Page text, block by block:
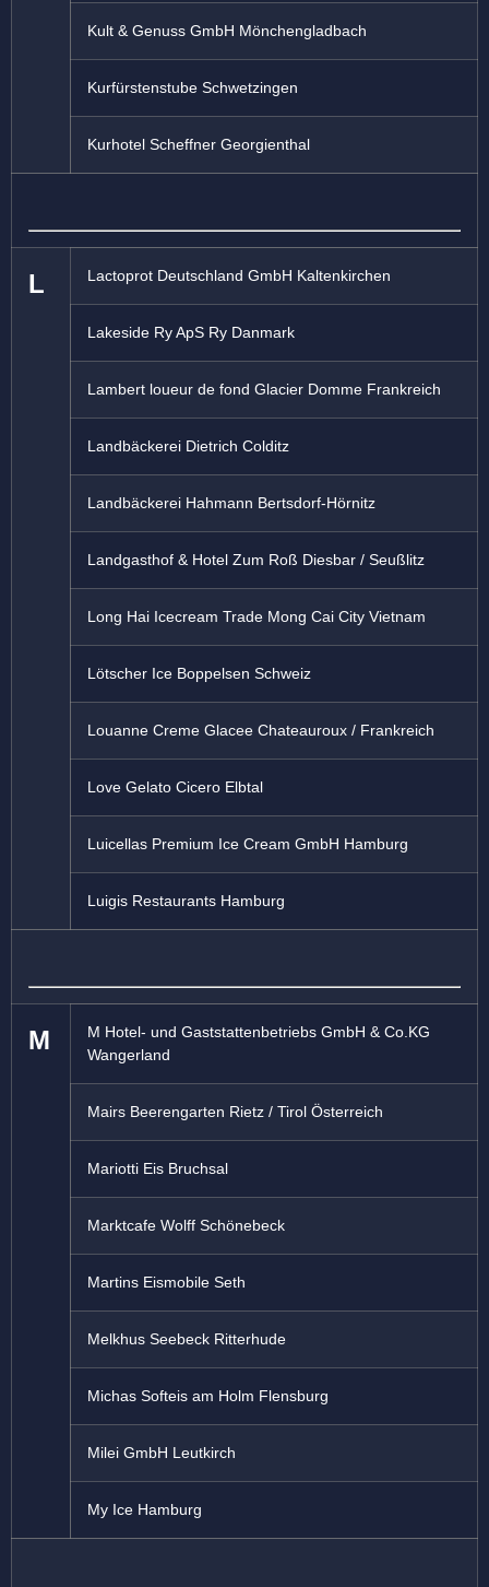
Kult & Genuss GmbH Mönchengladbach
Kurfürstenstube Schwetzingen
Kurhotel Scheffner Georgienthal
L Lactoprot Deutschland GmbH Kaltenkirchen
Lakeside Ry ApS Ry Danmark
Lambert loueur de fond Glacier Domme Frankreich
Landbäckerei Dietrich Colditz
Landbäckerei Hahmann Bertsdorf-Hörnitz
Landgasthof & Hotel Zum Roß Diesbar / Seußlitz
Long Hai Icecream Trade Mong Cai City Vietnam
Lötscher Ice Boppelsen Schweiz
Louanne Creme Glacee Chateauroux / Frankreich
Love Gelato Cicero Elbtal
Luicellas Premium Ice Cream GmbH Hamburg
Luigis Restaurants Hamburg
M
M Hotel- und Gaststattenbetriebs GmbH & Co.KG
Wangerland
Mairs Beerengarten Rietz / Tirol Österreich
Mariotti Eis Bruchsal
Marktcafe Wolff Schönebeck
Martins Eismobile Seth
Melkhus Seebeck Ritterhude
Michas Softeis am Holm Flensburg
Milei GmbH Leutkirch
My Ice Hamburg